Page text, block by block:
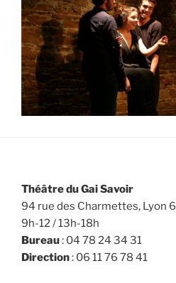
Théâtre du Gai Savoir
94 rue des Charmettes, Lyon 6
9h-12 / 13h-18h
Bureau: 04 78 24 34 31
Direction: 06 11 76 78 41